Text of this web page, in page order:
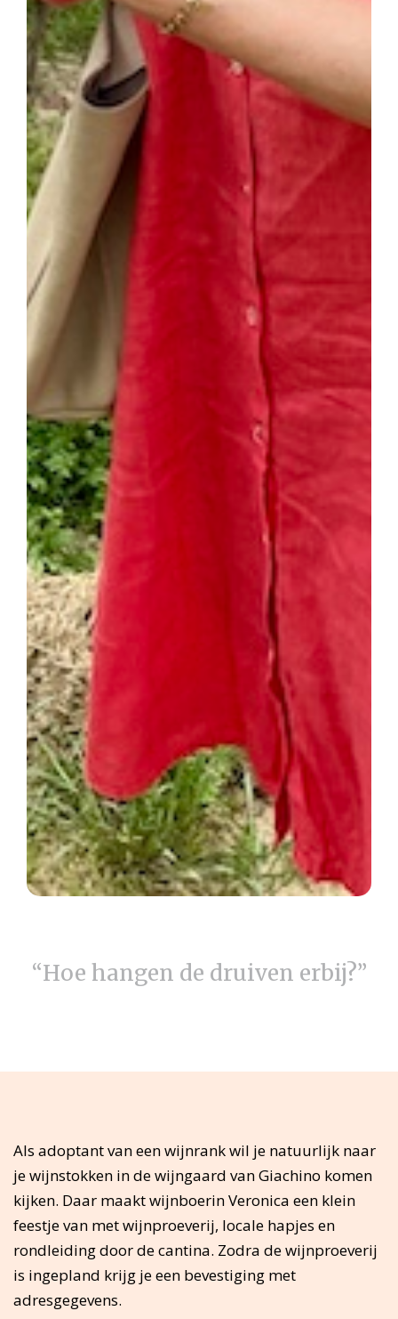
“Hoe hangen de druiven erbij?”
Als adoptant van een wijnrank wil je natuurlijk naar
je wijnstokken in de wijngaard van Giachino komen
kijken. Daar maakt wijnboerin Veronica een klein
feestje van met wijnproeverij, locale hapjes en
rondleiding door de cantina. Zodra de wijnproeverij
is ingepland krijg je een bevestiging met
adresgegevens.